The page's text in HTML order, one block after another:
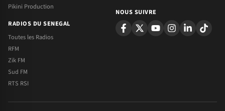
Pikini Production
RADIOS DU SENEGAL
Toutes les Radios
RFM
Zik FM
Sud FM
RTS RSI
NOUS SUIVRE